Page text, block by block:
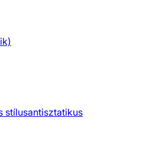
stílusantisztatikus